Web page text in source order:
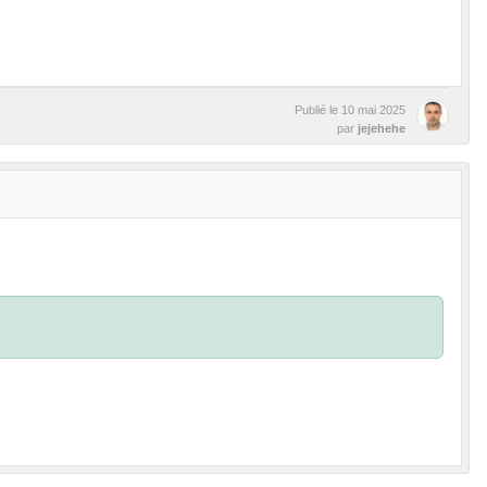
Publié le 10 mai 2025
par jejehehe